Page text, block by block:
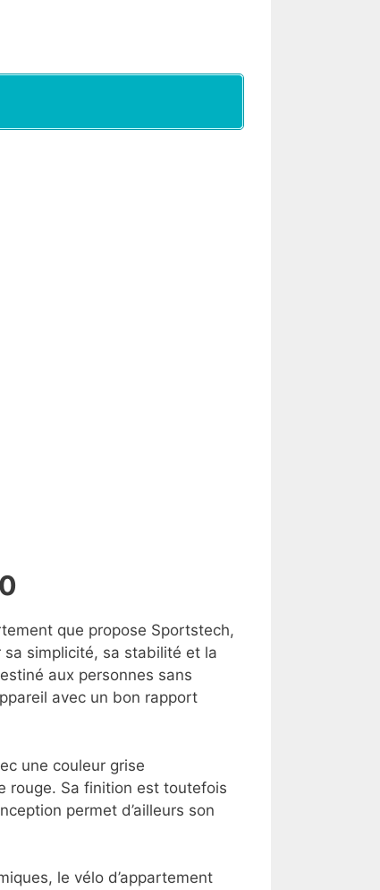
que propose Sportstech,
simplicité, sa stabilité et la
aux personnes sans
avec un bon rapport
une couleur grise
rouge. Sa finition est toutefois
permet d’ailleurs son
le vélo d’appartement